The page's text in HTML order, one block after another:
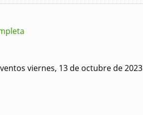
viernes, 13 de octubre de 2023